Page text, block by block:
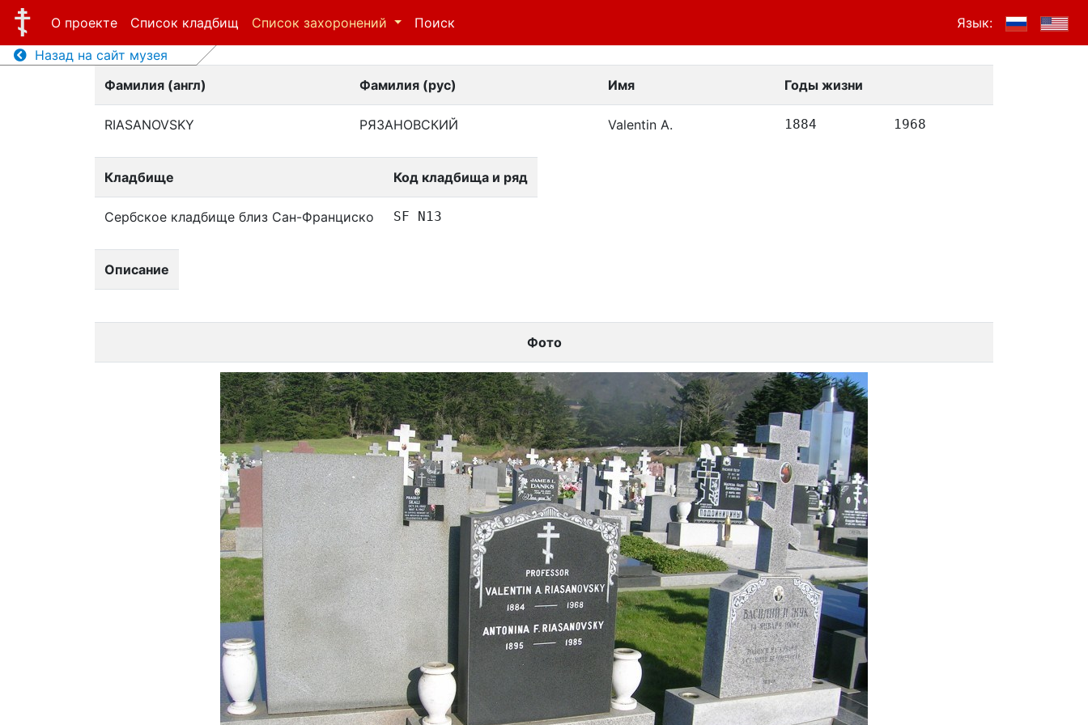
О проекте Список кладбищ Список захоронений Поиск
Язык:
Назад на сайт музея
Фамилия (англ)
Фамилия (рус) Имя Годы жизни
RIASANOVSKY РЯЗАНОВСКИЙ Valentin A. 1884 1968
Кладбище Код кладбища и ряд
Сербское кладбище близ Сан-Франциско SF N13
Описание
Фото